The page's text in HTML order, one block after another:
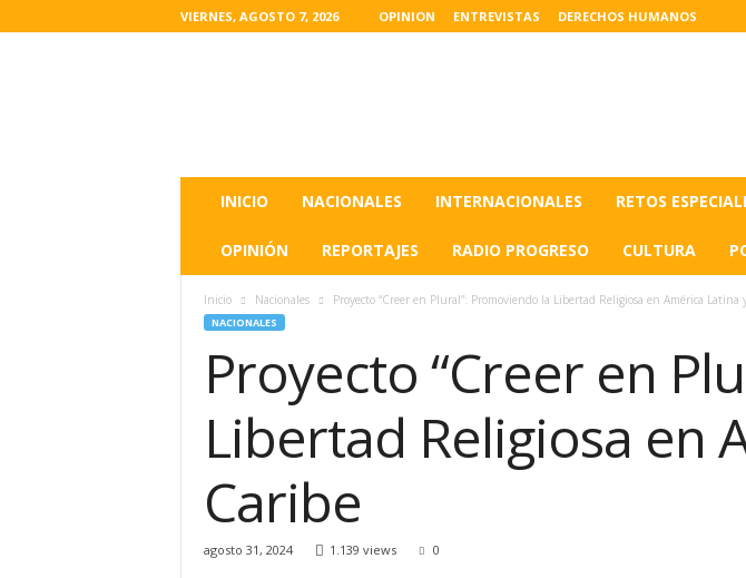
VIERNES, AGOSTO 7, 2026 OPINION ENTREVISTAS DERECHOS HUMANOS
INICIO NACIONALES INTERNACIONALES RETOS
OPINIÓN REPORTAJES RADIO PROGRESO CULTURA
Inicio Nacionales Proyecto “Creer en Plural”: Promoviendo la Libertad Religiosa en América Latina
NACIONALES
Proyecto “Creer en
Libertad Religiosa en
Caribe
agosto 31, 2024 1.139 views 0